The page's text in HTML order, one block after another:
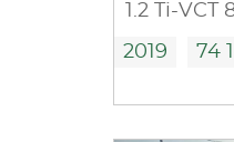
1.2 Ti-VCT
2019 74